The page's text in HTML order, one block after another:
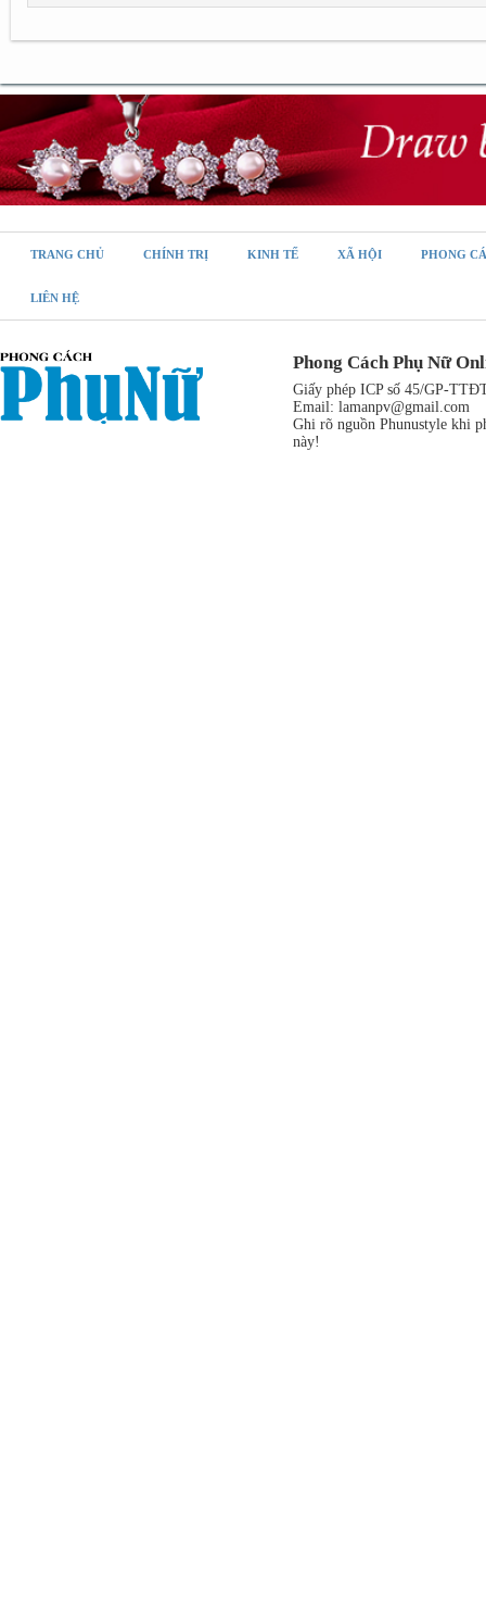
TRANG CHỦ CHÍNH TRỊ KINH TẾ XÃ HỘI PHONG
LIÊN HỆ
Phong Cách Phụ Nữ
Giấy phép ICP số 45/GP-
Email: lamanpv@gmail.com
Ghi rõ nguồn Phunustyle khi
này!